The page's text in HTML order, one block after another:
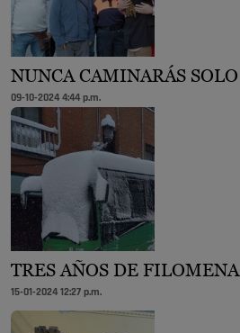
NUNCA CAMINARÁS SOLO
09-10-2024 4:44 p.m.
TRES AÑOS DE FILOMENA
15-01-2024 12:27 p.m.